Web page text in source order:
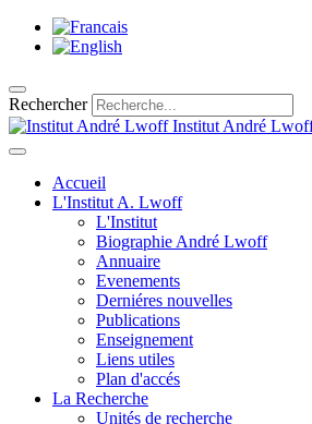
Rechercher
Institut André
Accueil
L'Institut A. Lwoff
L'Institut
Biographie André Lwoff
Annuaire
Evenements
Derniéres nouvelles
Publications
Enseignement
Liens utiles
Plan d'accés
La Recherche
Unités de recherche